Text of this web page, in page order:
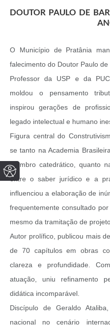
DOUTOR PAULO DE
O Município de Pratânia
falecimento do Doutor Paulo
Professor da USP e da
moldou o pensamento
inspirou gerações de
legado intelectual e humano
Figura central do
se tanto na Academia
membro catedrático, quanto
entre o saber jurídico e a
influenciou a elaboração de
frequentemente consultado
mesmo da tramitação de
Autor prolífico, publicou mais
de 70 capítulos em obras
clareza e profundidade.
atuação, uniu refinamento
didática incomparável.
Discípulo de Geraldo
nacional no cenário